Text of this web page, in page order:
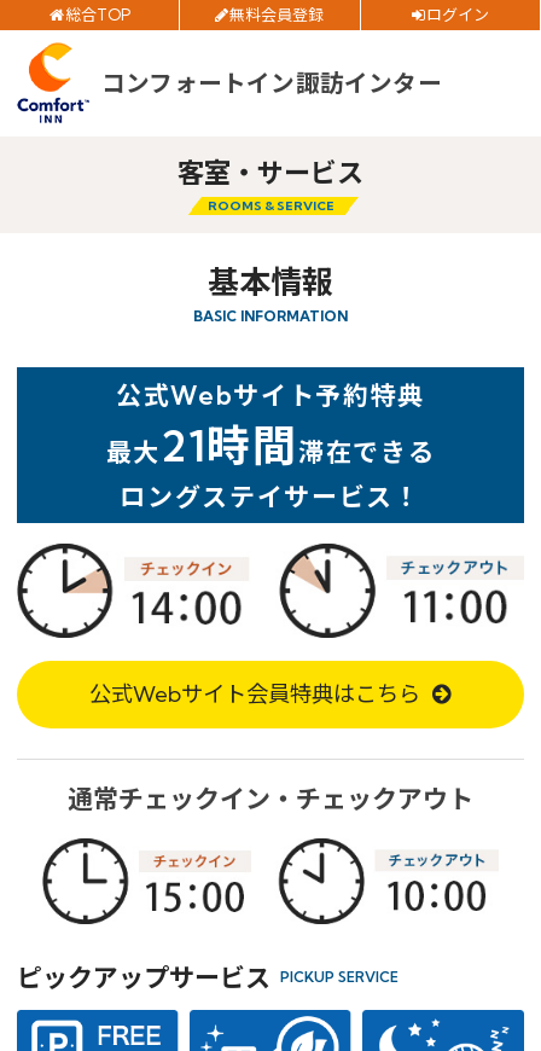
総合TOP 無料会員登録 ログイン
コンフォートイン諏訪インター
チェックイン日
チェックアウト日
会員特典のご案内
会員登録 ログイン
予約確認・変更・キャンセル
特別優待会員様 交通＋宿泊プラン
客室・サービス
ROOMS & SERVICE
基本情報
BASIC INFORMATION
公式Webサイト予約特典
最大21時間滞在できる
ロングステイサービス！
公式Webサイト会員特典はこちら
通常チェックイン・チェックアウト
ピックアップサービス PICKUP SERVICE
公式Webサイトからのご予約
閉じる